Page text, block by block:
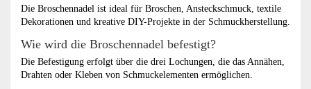
Die Broschennadel ist ideal für Broschen, Ansteckschmuck, textile
Dekorationen und kreative DIY-Projekte in der Schmuckherstellung.
Wie wird die Broschennadel befestigt?
Die Befestigung erfolgt über die drei Lochungen, die das Annähen,
Drahten oder Kleben von Schmuckelementen ermöglichen.